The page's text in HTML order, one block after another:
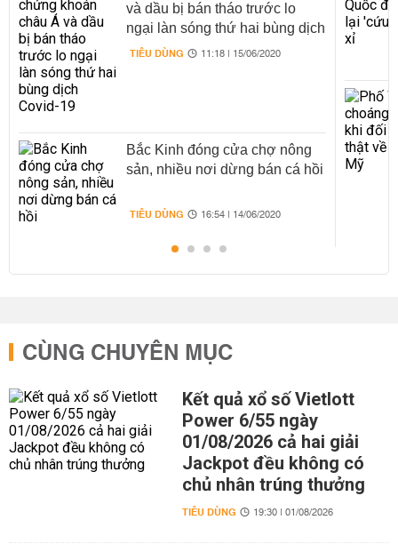
và dầu bị bán tháo trước lo
ngại làn sóng thứ hai bùng dịch
Covid-19
TIÊU DÙNG 11:18 | 15/06/2020
Bắc Kinh đóng cửa chợ nông
sản, nhiều nơi dừng bán cá hồi
TIÊU DÙNG 16:54 | 14/06/2020
CÙNG CHUYÊN MỤC
Kết quả xổ số Vietlott
Power 6/55 ngày
01/08/2026 cả hai giải
Jackpot đều không có
chủ nhân trúng thưởng
TIÊU DÙNG 19:30 | 01/08/2026